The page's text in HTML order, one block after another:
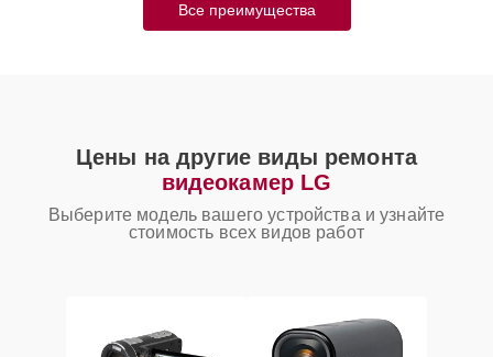
Все преимущества
Цены на другие виды ремонта
видеокамер LG
Выберите модель вашего устройства и узнайте
стоимость всех видов работ